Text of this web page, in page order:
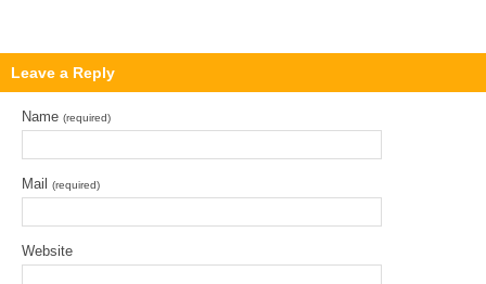
Leave a Reply
Name (required)
Mail (required)
Website